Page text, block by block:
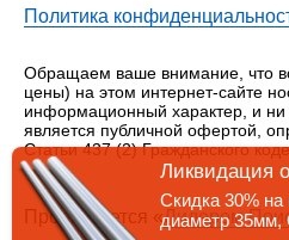
Политика
Обращаем ваше внимание, что
цены) на этом интернет-сайте
информационный характер, и ни
является публичной офертой,
Статьи 437 (2) Гражданского
Продвигается «Лидером
Ликвидация
Скидка 30% на
диаметр 35мм,